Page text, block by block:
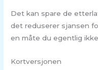
Det kan spare de
det reduserer sjansen
en måte du egentlig
Kortversjonen